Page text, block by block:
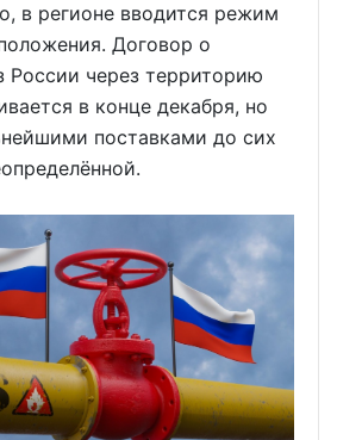
в регионе вводится режим
Договор о
России через территорию
в конце декабря, но
поставками до сих